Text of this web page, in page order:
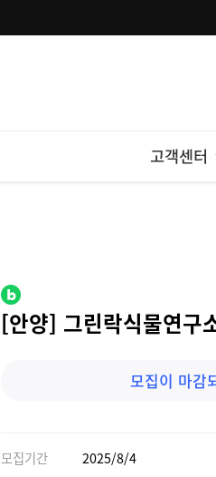
고객센터
[안양] 그린락식물연구
모집이 마감
모집기간
2025/8/4